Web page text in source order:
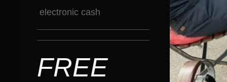
electronic cash
FREE